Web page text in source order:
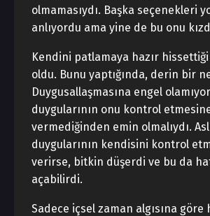
olmamasıydı. Başka seçenekleri
anlıyordu ama yine de bu onu
Kendini patlamaya hazır
oldu. Bunu yaptığında, derin bir
Duygusallaşmasına engel
duygularının onu kontrol
vermediğinden emin olmalıydı.
duygularının kendisini kontrol
verirse, bitkin düşerdi ve bu da
açabilirdi.
Sadece içsel zaman algısına